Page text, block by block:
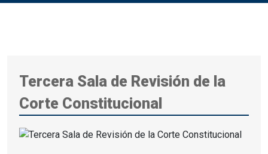
Tercera Sala de Revisión de la
Corte Constitucional